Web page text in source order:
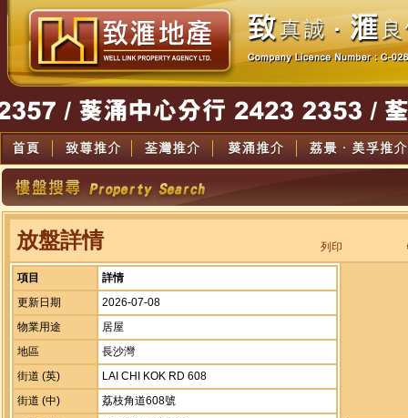
放盤詳情 列印
項目
詳情
更新日期
2026-07-08
物業用途
居屋
地區
長沙灣
街道 (英)
LAI CHI KOK RD 608
街道 (中)
荔枝角道608號